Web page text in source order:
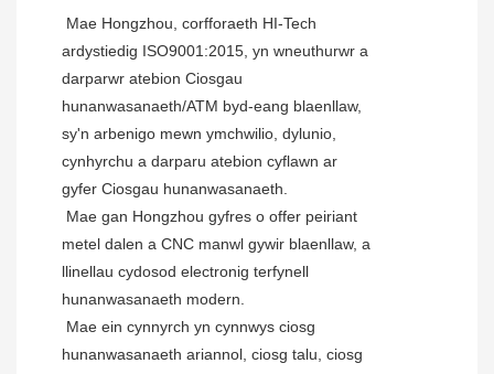
ardystiedig ISO9001:2015, yn wneuthurwr a
darparwr atebion Ciosgau
hunanwasanaeth/ATM byd-eang blaenllaw,
sy'n arbenigo mewn ymchwilio, dylunio,
cynhyrchu a darparu atebion cyflawn ar
gyfer Ciosgau hunanwasanaeth.
metel dalen a CNC manwl gywir blaenllaw, a
llinellau cydosod electronig terfynell
hunanwasanaeth modern.
hunanwasanaeth ariannol, ciosg talu, ciosg